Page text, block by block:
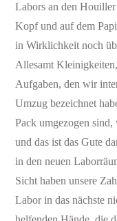
Labors an den
Kopf und auf dem
in Wirklichkeit noch
Allesamt
Aufgaben, den wir
Umzug bezeichnet
Pack umgezogen
und das ist das Gute
in den neuen
Sicht haben unsere
Labor in das nächste